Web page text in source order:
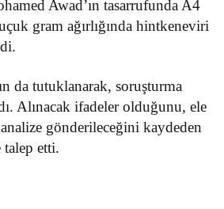
Awad’ın tasarrufunda A4
gram ağırlığında hintkeneviri
da tutuklanarak, soruşturma
Alınacak ifadeler olduğunu, ele
gönderileceğini kaydeden
etti.